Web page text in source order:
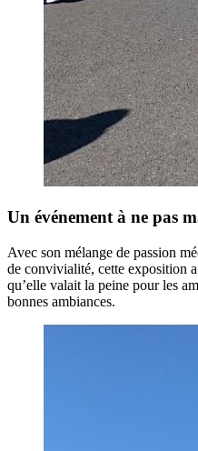
Un événement à ne pas
Avec son mélange de passion
de convivialité, cette exposition
qu’elle valait la peine pour les
bonnes ambiances.